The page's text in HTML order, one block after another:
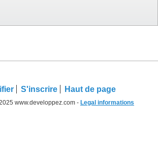
S'inscrire Haut de page
www.developpez.com - Legal informations